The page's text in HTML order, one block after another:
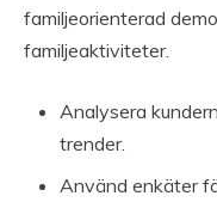
familjeorienterad
familjeaktiviteter.
Analysera
trender.
Använd enkäter